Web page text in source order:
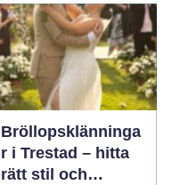
Bröllopsklänninga
r i Trestad – hitta
rätt stil och